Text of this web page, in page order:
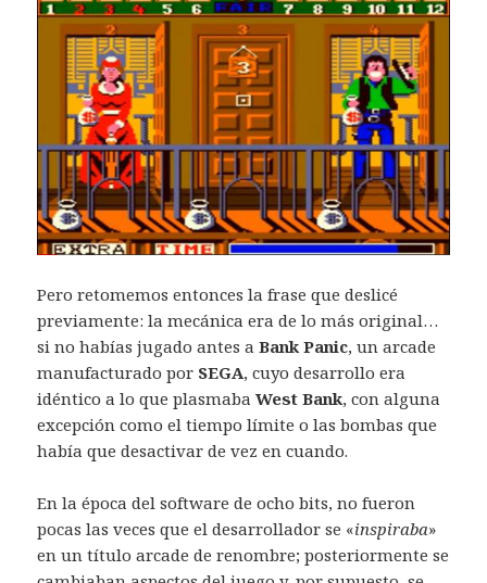
Pero retomemos entonces la frase que deslicé
previamente: la mecánica era de lo más original…
si no habías jugado antes aBank Panic, un arcade
manufacturado por SEGA, cuyo desarrollo era
idéntico a lo que plasmabaWest Bank, con alguna
excepción como el tiempo límite o las bombas que
había que desactivar de vez en cuando.
En la época del software de ocho bits, no fueron
pocas las veces que el desarrollador se «inspiraba»
en un título arcade de renombre; posteriormente se